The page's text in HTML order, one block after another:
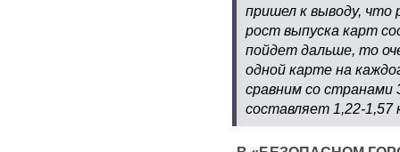
пришел к выводу, что
рост выпуска карт
пойдет дальше, то
одной карте на
сравним со странами
составляет 1,22-